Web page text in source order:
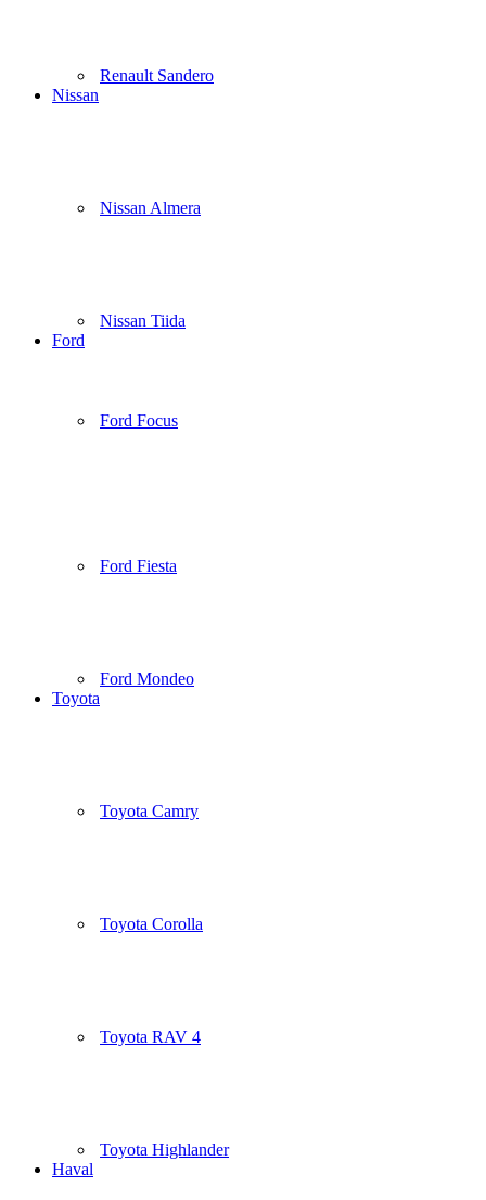
Renault Sandero
Nissan
Nissan Almera
Nissan Tiida
Ford
Ford Focus
Ford Fiesta
Ford Mondeo
Toyota
Toyota Camry
Toyota Corolla
Toyota RAV 4
Toyota Highlander
Haval